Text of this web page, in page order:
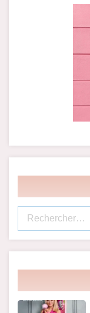
Rechercher :